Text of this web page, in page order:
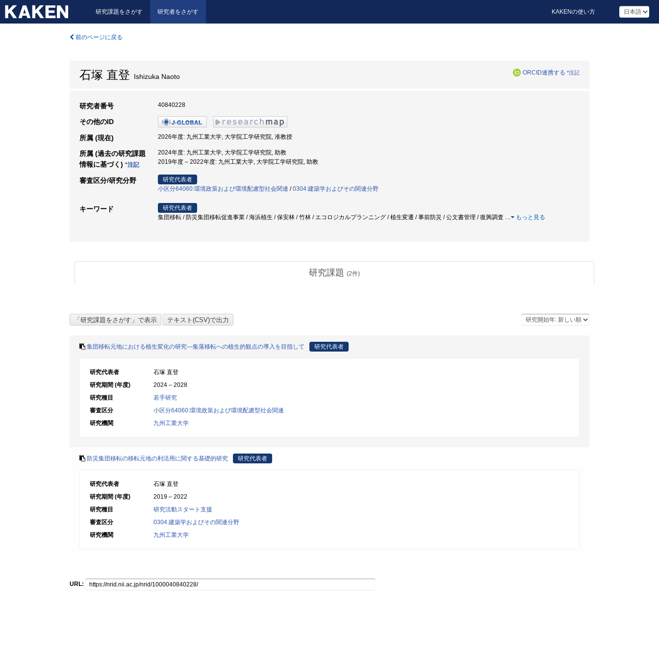
研究課題をさがす 研究者をさがす KAKENの使い方
前のページに戻る
石塚 直登 Ishizuka Naoto ORCID連携する *注記
研究者番号 40840228
その他のID
所属 (現在) 2026年度: 九州工業大学, 大学院工学研究院, 准教授
所属 (過去の研究課題
情報に基づく) *注記
2024年度: 九州工業大学, 大学院工学研究院, 助教
2019年度 – 2022年度: 九州工業大学, 大学院工学研究院, 助教
審査区分/研究分野
研究代表者
小区分64060:環境政策および環境配慮型社会関連 /0304:建築学およびその関連分野
キーワード
研究代表者
集団移転 / 防災集団移転促進事業 / 海浜植生 / 保安林 / 竹林 / エコロジカルプランニング / 植生変遷 / 事前防災 / 公文書管理 / 復興調査 … もっと見る
研究課題 (2件)
集団移転元地における植生変化の研究―集落移転への植生的観点の導入を目指して 研究代表者
研究代表者
石塚 直登
研究期間 (年度)
2024 – 2028
研究種目
若手研究
審査区分
小区分64060:環境政策および環境配慮型社会関連
研究機関
九州工業大学
防災集団移転の移転元地の利活用に関する基礎的研究 研究代表者
研究代表者
石塚 直登
研究期間 (年度)
2019 – 2022
研究種目
研究活動スタート支援
審査区分
0304:建築学およびその関連分野
研究機関
九州工業大学
URL: